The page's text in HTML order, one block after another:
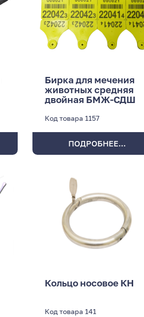
Бирка для мечения
животных средняя
двойная БМЖ-СДШ
Код товара 1157
ПОДРОБНЕЕ...
Кольцо носовое КН
Код товара 141